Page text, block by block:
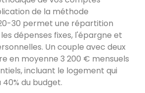
de la méthode
30 permet une répartition
dépenses fixes, l'épargne et
Un couple avec deux
en moyenne 3 200 € mensuels
incluant le logement qui
du budget.